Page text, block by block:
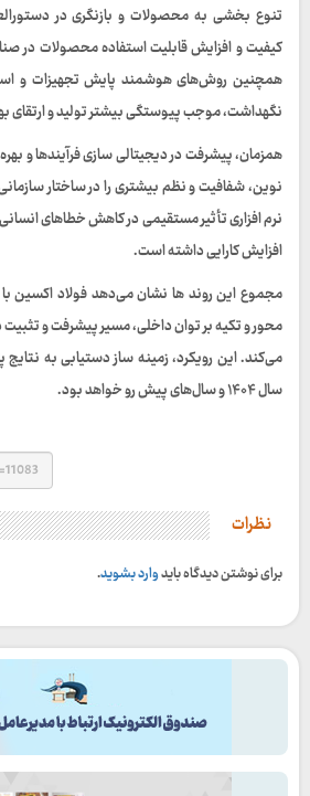
تنوع‌ بخشی به محصولات و بازنگری در
کیفیت و افزایش قابلیت استفاده محصولات در
همچنین روش‌های هوشمند پایش تجهیزات و
نگهداشت، موجب پیوستگی بیشتر تولید و ارتقای
همزمان، پیشرفت در دیجیتالی‌ سازی فرآیندها و
نوین، شفافیت و نظم بیشتری را در ساختار
نرم‌ افزاری تأثیر مستقیمی در کاهش خطاهای
افزایش کارایی داشته است.
مجموع این روند ها نشان می‌دهد فولاد اکسین با
محور و تکیه بر توان داخلی، مسیر پیشرفت و تثبیت
می‌کند. این رویکرد، زمینه‌ ساز دستیابی به نتایج
سال ۱۴۰۴ و سال‌های پیش‌ رو خواهد بود.
نظرات
برای نوشتن دیدگاه بایدوارد بشوید.